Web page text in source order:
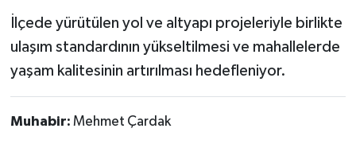
İlçede yürütülen yol ve altyapı projeleriyle birlikte
ulaşım standardının yükseltilmesi ve mahallelerde
yaşam kalitesinin artırılması hedefleniyor.
Muhabir: Mehmet Çardak